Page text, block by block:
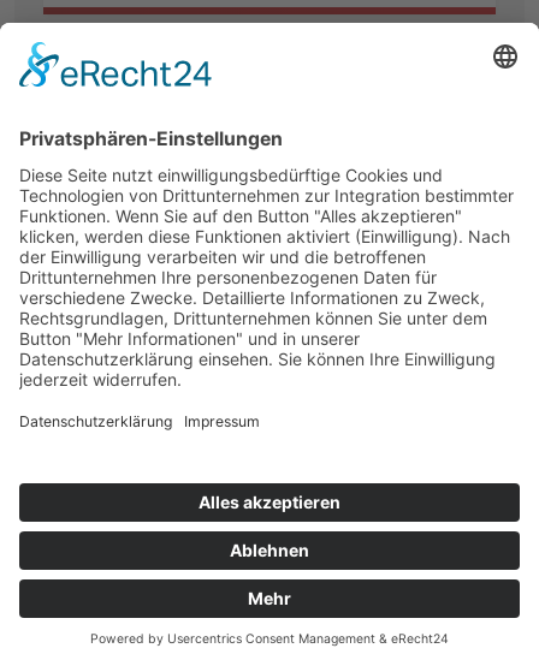
BODO WASCHER GESELLSCHAFT FÜR
ELEKTROANLAGEN MBH
Posener Straße 3
23554 Lübeck
0451 40808 - 0
0451 40808 - 49
Impressum
Datenschutz